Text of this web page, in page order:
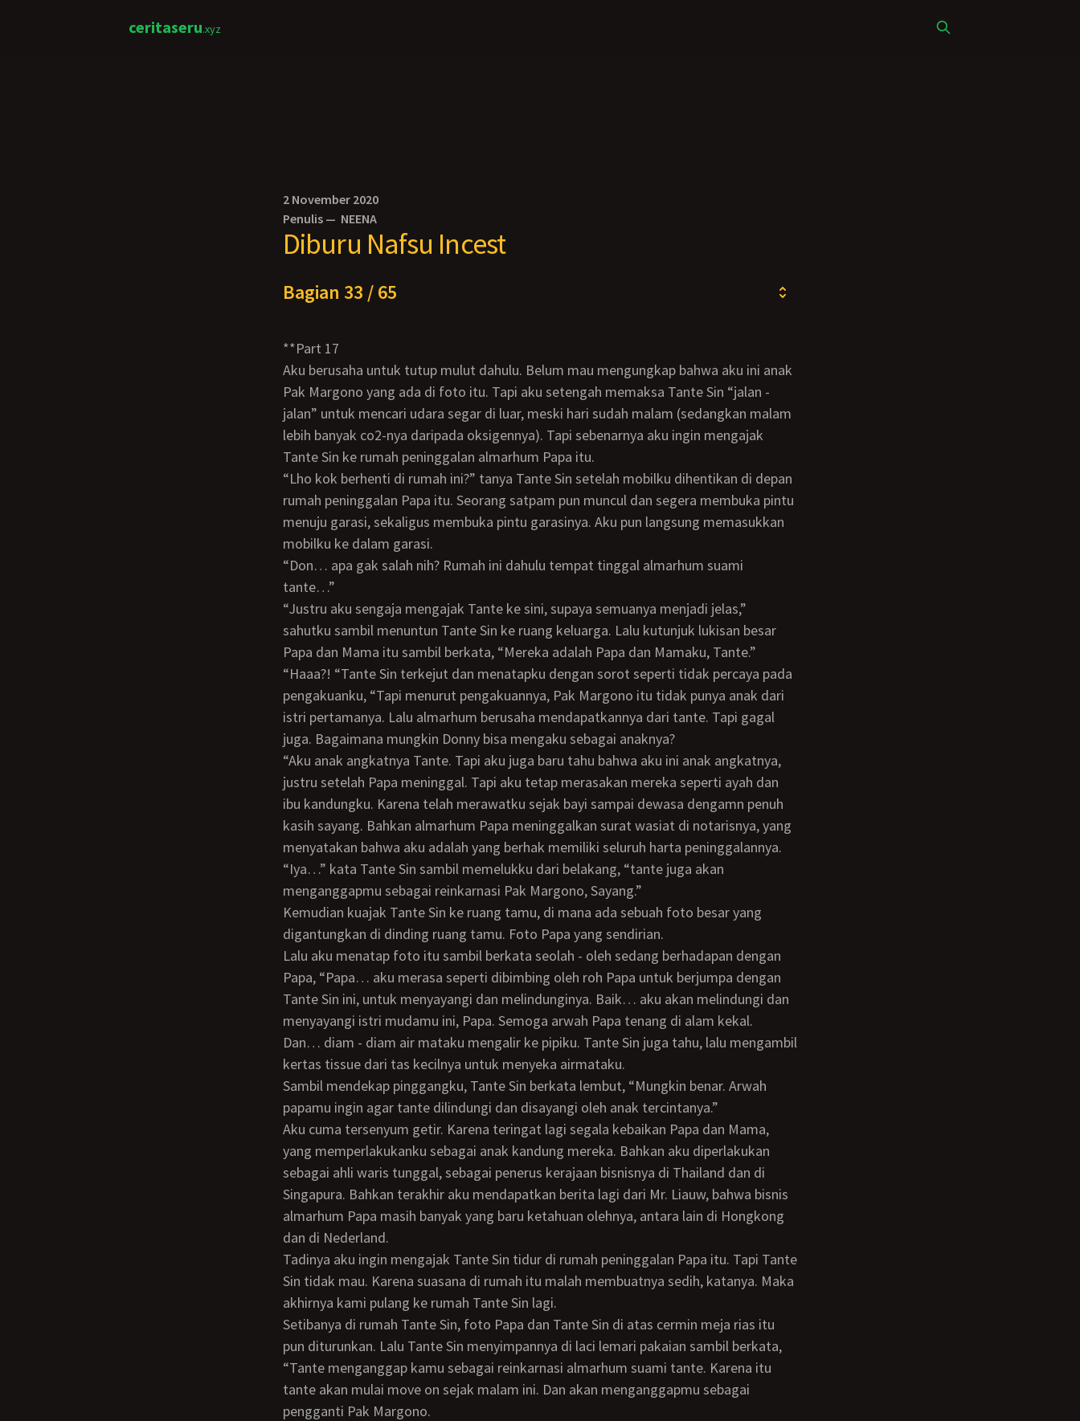
ceritaseru.xyz
2 November 2020
Penulis — NEENA
Diburu Nafsu Incest
Bagian 33 / 65
**Part 17
Aku berusaha untuk tutup mulut dahulu. Belum mau mengungkap bahwa aku ini anak
Pak Margono yang ada di foto itu. Tapi aku setengah memaksa Tante Sin “jalan -
jalan” untuk mencari udara segar di luar, meski hari sudah malam (sedangkan malam
lebih banyak co2-nya daripada oksigennya). Tapi sebenarnya aku ingin mengajak
Tante Sin ke rumah peninggalan almarhum Papa itu.
“Lho kok berhenti di rumah ini?” tanya Tante Sin setelah mobilku dihentikan di depan
rumah peninggalan Papa itu. Seorang satpam pun muncul dan segera membuka pintu
menuju garasi, sekaligus membuka pintu garasinya. Aku pun langsung memasukkan
mobilku ke dalam garasi.
“Don… apa gak salah nih? Rumah ini dahulu tempat tinggal almarhum suami
tante…”
“Justru aku sengaja mengajak Tante ke sini, supaya semuanya menjadi jelas,”
sahutku sambil menuntun Tante Sin ke ruang keluarga. Lalu kutunjuk lukisan besar
Papa dan Mama itu sambil berkata, “Mereka adalah Papa dan Mamaku, Tante.”
“Haaa?! “Tante Sin terkejut dan menatapku dengan sorot seperti tidak percaya pada
pengakuanku, “Tapi menurut pengakuannya, Pak Margono itu tidak punya anak dari
istri pertamanya. Lalu almarhum berusaha mendapatkannya dari tante. Tapi gagal
juga. Bagaimana mungkin Donny bisa mengaku sebagai anaknya?
“Aku anak angkatnya Tante. Tapi aku juga baru tahu bahwa aku ini anak angkatnya,
justru setelah Papa meninggal. Tapi aku tetap merasakan mereka seperti ayah dan
ibu kandungku. Karena telah merawatku sejak bayi sampai dewasa dengamn penuh
kasih sayang. Bahkan almarhum Papa meninggalkan surat wasiat di notarisnya, yang
menyatakan bahwa aku adalah yang berhak memiliki seluruh harta peninggalannya.
“Iya…” kata Tante Sin sambil memelukku dari belakang, “tante juga akan
menganggapmu sebagai reinkarnasi Pak Margono, Sayang.”
Kemudian kuajak Tante Sin ke ruang tamu, di mana ada sebuah foto besar yang
digantungkan di dinding ruang tamu. Foto Papa yang sendirian.
Lalu aku menatap foto itu sambil berkata seolah - oleh sedang berhadapan dengan
Papa, “Papa… aku merasa seperti dibimbing oleh roh Papa untuk berjumpa dengan
Tante Sin ini, untuk menyayangi dan melindunginya. Baik… aku akan melindungi dan
menyayangi istri mudamu ini, Papa. Semoga arwah Papa tenang di alam kekal.
Dan… diam - diam air mataku mengalir ke pipiku. Tante Sin juga tahu, lalu mengambil
kertas tissue dari tas kecilnya untuk menyeka airmataku.
Sambil mendekap pinggangku, Tante Sin berkata lembut, “Mungkin benar. Arwah
papamu ingin agar tante dilindungi dan disayangi oleh anak tercintanya.”
Aku cuma tersenyum getir. Karena teringat lagi segala kebaikan Papa dan Mama,
yang memperlakukanku sebagai anak kandung mereka. Bahkan aku diperlakukan
sebagai ahli waris tunggal, sebagai penerus kerajaan bisnisnya di Thailand dan di
Singapura. Bahkan terakhir aku mendapatkan berita lagi dari Mr. Liauw, bahwa bisnis
almarhum Papa masih banyak yang baru ketahuan olehnya, antara lain di Hongkong
dan di Nederland.
Tadinya aku ingin mengajak Tante Sin tidur di rumah peninggalan Papa itu. Tapi Tante
Sin tidak mau. Karena suasana di rumah itu malah membuatnya sedih, katanya. Maka
akhirnya kami pulang ke rumah Tante Sin lagi.
Setibanya di rumah Tante Sin, foto Papa dan Tante Sin di atas cermin meja rias itu
pun diturunkan. Lalu Tante Sin menyimpannya di laci lemari pakaian sambil berkata,
“Tante menganggap kamu sebagai reinkarnasi almarhum suami tante. Karena itu
tante akan mulai move on sejak malam ini. Dan akan menganggapmu sebagai
pengganti Pak Margono.